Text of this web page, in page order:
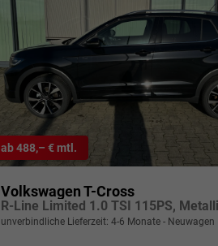
ab 488,– € mtl.
Volkswagen T-Cross
unverbindliche Lieferzeit: 4-6 Monate Neuwagen